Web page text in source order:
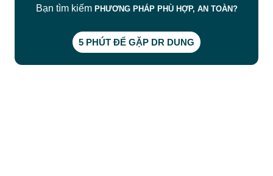
Bạn tìm kiếm PHƯƠNG PHÁP PHÙ HỢP, AN TOÀN?
5 PHÚT ĐỂ GẶP DR DUNG